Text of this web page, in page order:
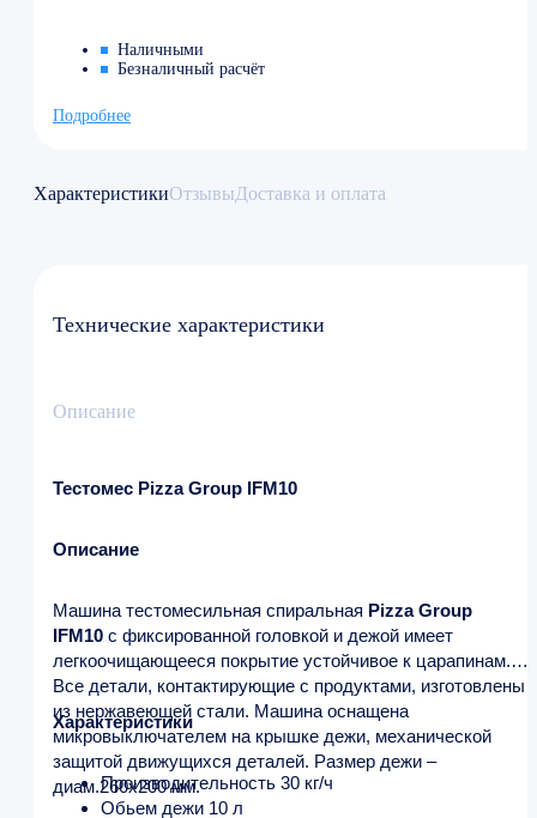
Наличными
Безналичный расчёт
Подробнее
ХарактеристикиОтзывыДоставка и оплата
Технические характеристики
Описание
Тестомес Pizza Group IFM10
Описание
Машина тестомесильная спиральная Pizza Group
IFM10 с фиксированной головкой и дежой имеет
легкоочищающееся покрытие устойчивое к царапинам.
Все детали, контактирующие с продуктами, изготовлены
из нержавеющей стали. Машина оснащена
микровыключателем на крышке дежи, механической
защитой движущихся деталей. Размер дежи –
диам.260х200 мм.
Характеристики
Производительность 30 кг/ч
Обьем дежи 10 л